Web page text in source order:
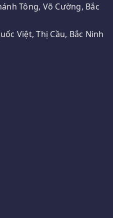
Tông, Võ Cường, Bắc
Việt, Thị Cầu, Bắc Ninh